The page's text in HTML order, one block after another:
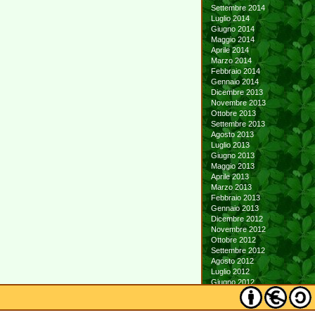
Settembre 2014
Luglio 2014
Giugno 2014
Maggio 2014
Aprile 2014
Marzo 2014
Febbraio 2014
Gennaio 2014
Dicembre 2013
Novembre 2013
Ottobre 2013
Settembre 2013
Agosto 2013
Luglio 2013
Giugno 2013
Maggio 2013
Aprile 2013
Marzo 2013
Febbraio 2013
Gennaio 2013
Dicembre 2012
Novembre 2012
Ottobre 2012
Settembre 2012
Agosto 2012
Luglio 2012
Giugno 2012
Maggio 2012
Aprile 2012